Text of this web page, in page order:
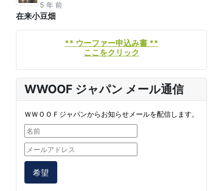
5 年 前
在来小豆畑
** ウーファー申込み書 **
ここをクリック
WWOOF ジャパン メール通信
ＷＷＯＯＦジャパンからお知らせメールを配信します。
希望